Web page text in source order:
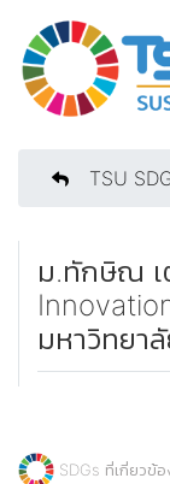
TSU
ม.ทักษิณ เ
มหาวิทยา
SDGs ที่เกี่ยวข้อ